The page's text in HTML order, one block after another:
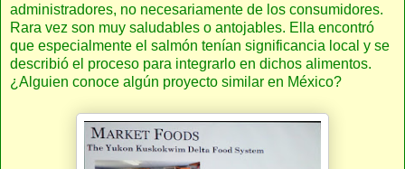
administradores, no necesariamente de los consumidores.
Rara vez son muy saludables o antojables. Ella encontró
que especialmente el salmón tenían significancia local y se
describió el proceso para integrarlo en dichos alimentos.
¿Alguien conoce algún proyecto similar en México?